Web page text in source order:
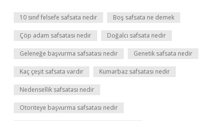
10 sınıf felsefe safsata nedir Boş safsata ne demek
Çöp adam safsatası nedir Doğalcı safsata nedir
Geleneğe başvurma safsatası nedir Genetik safsata nedir
Kaç çeşit safsata vardır Kumarbaz safsatası nedir
Nedensellik safsatası nedir
Otoriteye başvurma safsatası nedir